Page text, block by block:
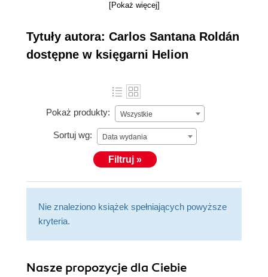
[Pokaż więcej]
Tytuły autora: Carlos Santana Roldán
dostępne w księgarni Helion
Pokaż produkty: Wszystkie
Sortuj wg: Data wydania
Filtruj »
Nie znaleziono książek spełniających powyższe
kryteria.
Nasze propozycje dla Ciebie